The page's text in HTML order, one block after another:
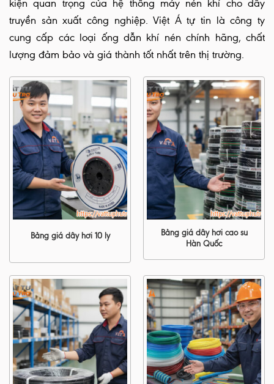
kiện quan trọng của hệ thống máy nén khí cho dây
truyền sản xuất công nghiệp. Việt Á tự tin là công ty
cung cấp các loại ống dẫn khí nén chính hãng, chất
lượng đảm bảo và giá thành tốt nhất trên thị trường.
Bảng giá dây hơi 10 ly
Bảng giá dây hơi cao su
Hàn Quốc